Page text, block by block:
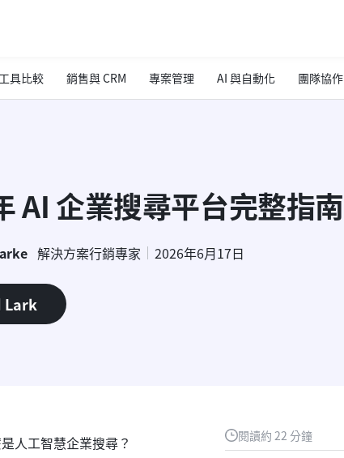
工具比較 銷售與 CRM 專案管理 AI 與自動化 團隊協作
AI 企業搜尋平台完整指南
解決方案行銷專家 2026年6月17日
Lark
閱讀約 22 分鐘
人工智慧企業搜尋？